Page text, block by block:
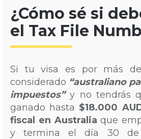
¿Cómo sé si
el Tax File
Si tu visa es por más de
considerado “australiano
impuestos”y no tendrás
ganado hasta $18.000
fiscal en Australia que
y termina el día 30